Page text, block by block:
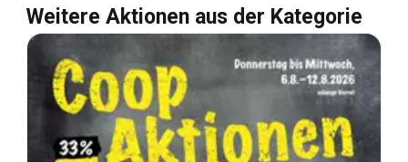
Weitere Aktionen aus der Kategorie